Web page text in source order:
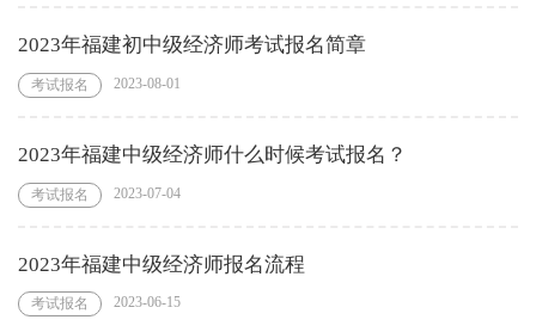
2023年福建初中级经济师考试报名简章
考试报名 2023-08-01
2023年福建中级经济师什么时候考试报名？
考试报名 2023-07-04
2023年福建中级经济师报名流程
考试报名 2023-06-15